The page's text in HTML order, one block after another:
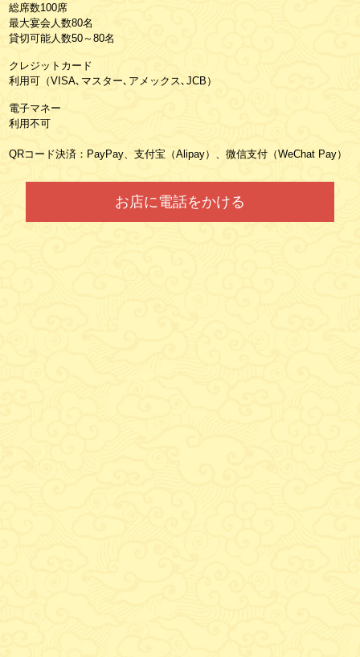
総席数100席
最大宴会人数80名
貸切可能人数50～80名
クレジットカード
利用可（VISA､マスター､アメックス､JCB）
電子マネー
利用不可
QRコード決済：PayPay、支付宝（Alipay）、微信支付（WeChat Pay）
お店に電話をかける